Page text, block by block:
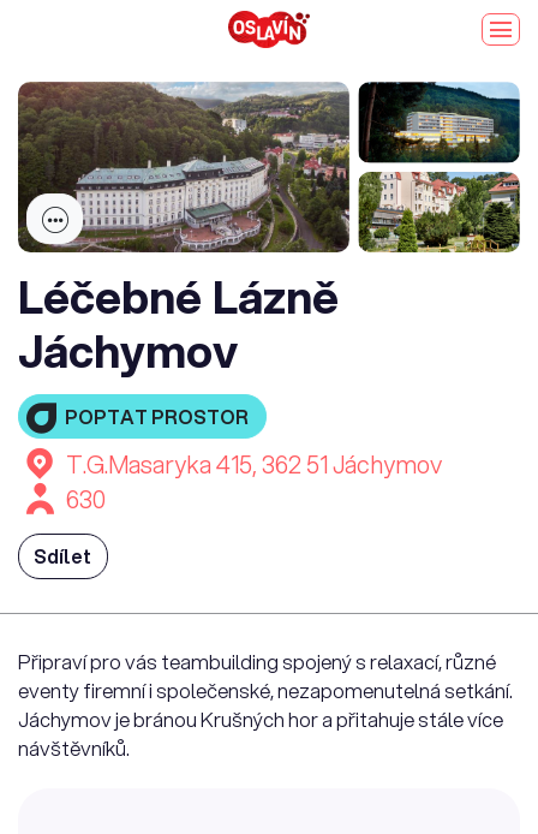
Léčebné Lázně
Jáchymov
POPTAT PROSTOR
T.G.Masaryka 415, 362 51 Jáchymov
630
Sdílet
Připraví pro vás teambuilding spojený s relaxací, různé
eventy firemní i společenské, nezapomenutelná setkání.
Jáchymov je bránou Krušných hor a přitahuje stále více
návštěvníků.